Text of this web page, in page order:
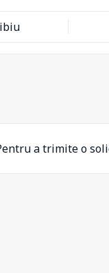
a trimite o